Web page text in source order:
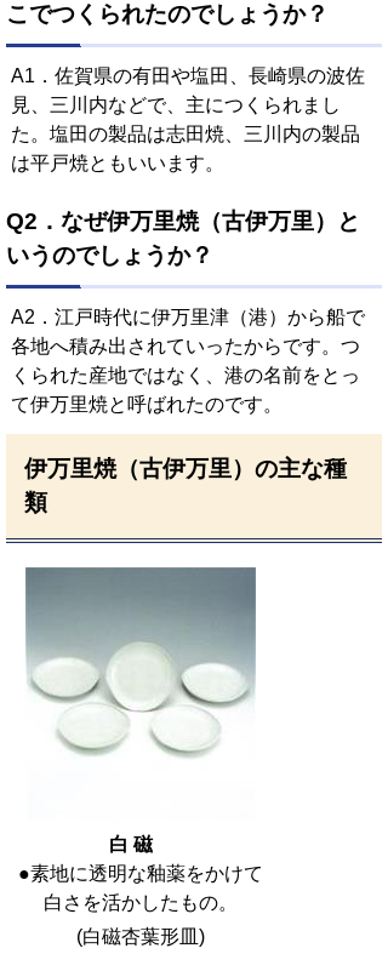
こでつくられたのでしょうか？
A1．佐賀県の有田や塩田、長崎県の波佐
見、三川内などで、主につくられまし
た。塩田の製品は志田焼、三川内の製品
は平戸焼ともいいます。
Q2．なぜ伊万里焼（古伊万里）と
いうのでしょうか？
A2．江戸時代に伊万里津（港）から船で
各地へ積み出されていったからです。つ
くられた産地ではなく、港の名前をとっ
て伊万里焼と呼ばれたのです。
伊万里焼（古伊万里）の主な種
類
白 磁
●素地に透明な釉薬をかけて
白さを活かしたもの。
(白磁杏葉形皿)